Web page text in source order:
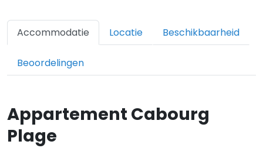
Accommodatie Locatie Beschikbaarheid
Beoordelingen
Appartement Cabourg
Plage